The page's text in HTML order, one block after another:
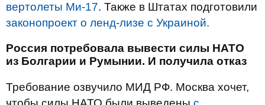
вертолеты Ми-17. Также в Штатах подготовили
законопроект о ленд-лизе с Украиной.
Россия потребовала вывести силы НАТО
из Болгарии и Румынии. И получила отказ
Требование озвучило МИД РФ. Москва хочет,